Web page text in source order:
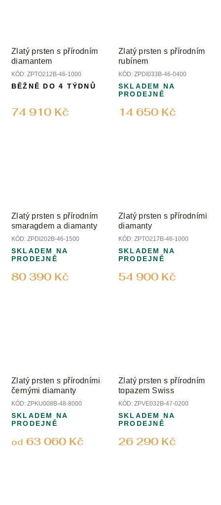
Zlatý prsten s přírodním
diamantem
KÓD: ZPTO212B-46-1000
74 910 Kč
BĚŽNĚ DO 4 TÝDNŮ
Zlatý prsten s přírodním
rubínem
KÓD: ZPDI033B-46-0400
14 650 Kč
SKLADEM NA
PRODEJNĚ
Zlatý prsten s přírodním
smaragdem a diamanty
KÓD: ZPDI202B-46-1500
80 390 Kč
SKLADEM NA
PRODEJNĚ
Zlatý prsten s přírodními
diamanty
KÓD: ZPTO217B-46-1000
54 900 Kč
SKLADEM NA
PRODEJNĚ
Zlatý prsten s přírodními
černými diamanty
KÓD: ZPKU008B-48-8000
od 63 060 Kč
SKLADEM NA
PRODEJNĚ
Zlatý prsten s přírodním
topazem Swiss
KÓD: ZPVE032B-47-0200
26 290 Kč
SKLADEM NA
PRODEJNĚ